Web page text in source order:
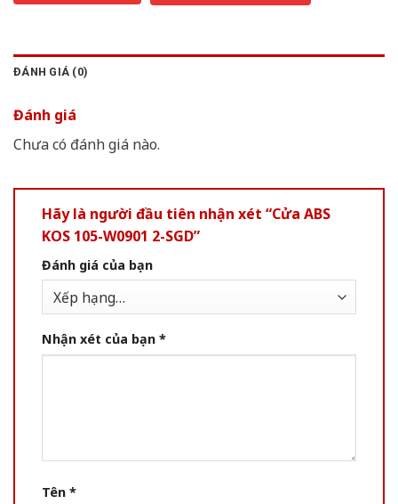
ĐÁNH GIÁ (0)
Đánh giá
Chưa có đánh giá nào.
Hãy là người đầu tiên nhận xét “Cửa ABS
KOS 105-W0901 2-SGD”
Đánh giá của bạn
Nhận xét của bạn *
Tên *